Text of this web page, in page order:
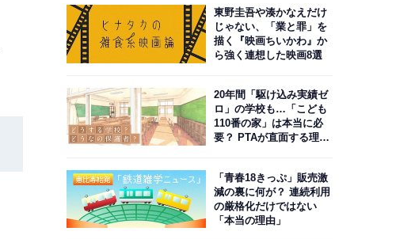
東野圭吾や湊かなえだけ
じゃない、「業と罪」を
描く『映画ちいかわ』か
ら強く連想した映画8選
20年間「駆け込み実績ゼ
ロ」の学校も…「こども
110番の家」は本当に必
要？ PTAが直面する理想
「青春18きっぷ」販売激
減の裏に何が？ 連続利用
の厳格化だけではない
「本当の理由」